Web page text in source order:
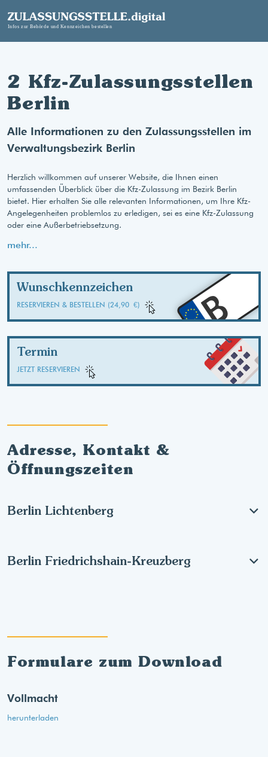
2 Kfz-Zulassungsstellen
Berlin
Alle Informationen zu den Zulassungsstellen im
Verwaltungsbezirk Berlin
Herzlich willkommen auf unserer Website, die Ihnen einen
umfassenden Überblick über die Kfz-Zulassung im Bezirk Berlin
bietet. Hier erhalten Sie alle relevanten Informationen, um Ihre Kfz-
Angelegenheiten problemlos zu erledigen, sei es eine Kfz-Zulassung
oder eine Außerbetriebsetzung.
mehr...
Wunschkennzeichen
RESERVIEREN & BESTELLEN (24,90 €) B
Termin
JETZT RESERVIEREN
Adresse, Kontakt &
Öffnungszeiten
Berlin Lichtenberg
Berlin Friedrichshain-Kreuzberg
Formulare zum Download
Vollmacht
herunterladen